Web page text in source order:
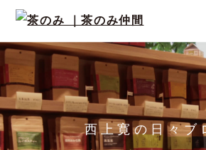
西上寛の日々ブ